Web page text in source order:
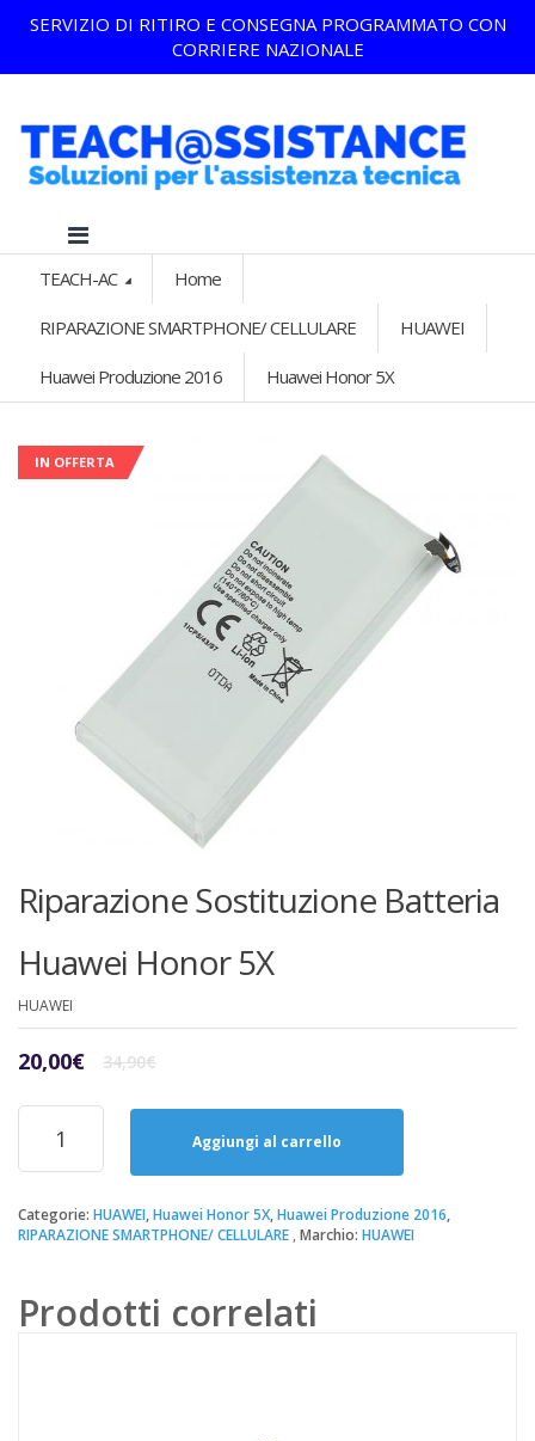
SERVIZIO DI RITIRO E CONSEGNA PROGRAMMATO CON
CORRIERE NAZIONALE
TEACH-AC Home
RIPARAZIONE SMARTPHONE/ CELLULARE HUAWEI
Huawei Produzione 2016 Huawei Honor 5X
IN OFFERTA
Riparazione Sostituzione Batteria
Huawei Honor 5X
HUAWEI
34,90€Il
originale
34,90€.
20,00€
Il
attuale
20,00€.
Riparazione
Sostituzione
Batteria
Honor
5X
Aggiungi al carrello
Categorie: HUAWEI,Huawei Honor 5X,Huawei Produzione 2016,
RIPARAZIONE SMARTPHONE/ CELLULARE Marchio: HUAWEI
Prodotti correlati